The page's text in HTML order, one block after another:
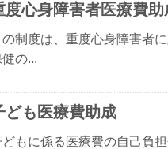
度心身障害者医療費助
の制度は、重度心身障害者
の...
ども医療費助成
どもに係る医療費の自己負